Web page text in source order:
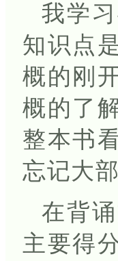
我学
知识点
概的刚
概的了
整本书
忘记大
在背
主要得